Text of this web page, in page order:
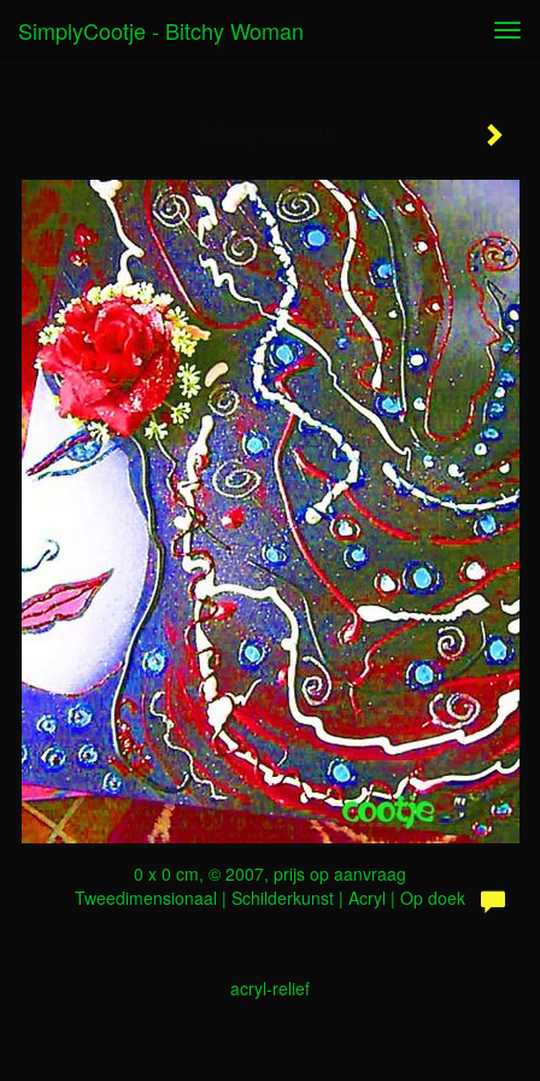
SimplyCootje - Bitchy Woman
0 x 0 cm, © 2007, prijs op aanvraag
Tweedimensionaal | Schilderkunst | Acryl | Op doek
acryl-relief